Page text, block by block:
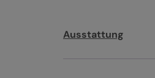
Ausstattung